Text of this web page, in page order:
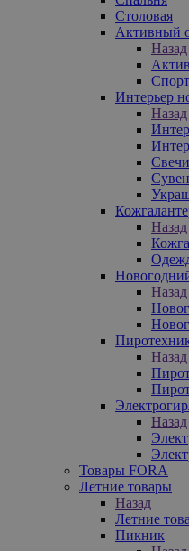
Столовая
Активный
Назад
Интерьер
Назад
Назад
Назад
Назад
Назад
Товары FORA
Летние товары
Назад
Летние
Пикник